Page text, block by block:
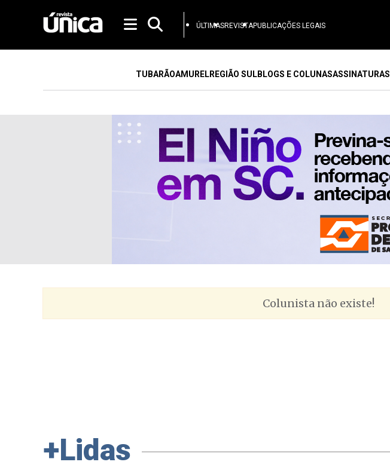
ÚLTIMASREVISTAPUBLICAÇÕES LEGAIS
TUBARÃOAMURELREGIÃO SULBLOGS E COLUNASASSINATURAS
Colunista não existe!
+Lidas